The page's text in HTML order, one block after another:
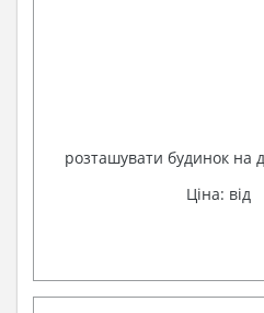
розташувати будинок на
Ціна: від